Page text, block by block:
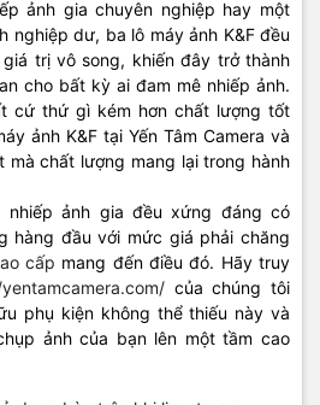
ảnh gia chuyên nghiệp hay một
nghiệp dư, ba lô máy ảnh K&F đều
trị vô song, khiến đây trở thành
cho bất kỳ ai đam mê nhiếp ảnh.
cứ thứ gì kém hơn chất lượng tốt
ảnh K&F tại Yến Tâm Camera và
mà chất lượng mang lại trong hành
nhiếp ảnh gia đều xứng đáng có
hàng đầu với mức giá phải chăng
cấp mang đến điều đó. Hãy truy
của chúng tôi
phụ kiện không thể thiếu này và
ảnh của bạn lên một tầm cao